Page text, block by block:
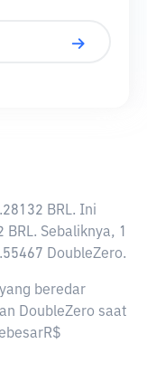
BRL. Ini
Sebaliknya, 1
DoubleZero.
beredar
DoubleZero saat